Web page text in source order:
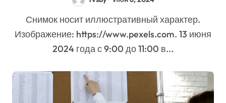
Палаты представителей
Национального собрания
Республики Беларусь по
избирательному округу N72
Снимок носит иллюстративный характер.
Изображение: https://www.pexels.com. 13 июня
2024 года с 9:00 до 11:00 в...